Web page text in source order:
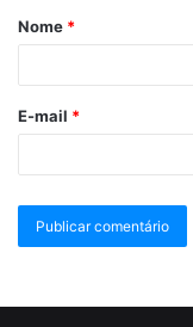
Nome *
E-mail *